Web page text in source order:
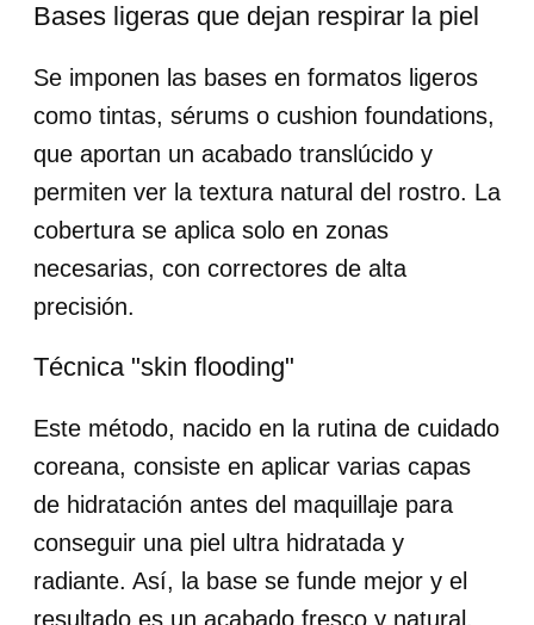
Bases ligeras que dejan respirar la piel
Se imponen las bases en formatos ligeros
como tintas, sérums o cushion foundations,
que aportan un acabado translúcido y
permiten ver la textura natural del rostro. La
cobertura se aplica solo en zonas
necesarias, con correctores de alta
precisión.
Técnica "skin flooding"
Este método, nacido en la rutina de cuidado
coreana, consiste en aplicar varias capas
de hidratación antes del maquillaje para
conseguir una piel ultra hidratada y
radiante. Así, la base se funde mejor y el
resultado es un acabado fresco y natural,